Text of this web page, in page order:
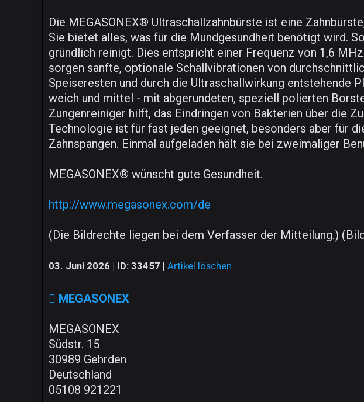
Die MEGASONEX® Ultraschallzahnbürste ist eine
Sie bietet alles, was für die Mundgesundheit benötigt wird.
gründlich reinigt. Dies entspricht einer Frequenz von 1,6
sorgen sanfte, optionale Schallvibrationen von
Speiseresten und durch die Ultraschallwirkung entstehende
weich und mittel - mit abgerundeten, speziell polierten
Zungenreiniger hilft, das Eindringen von Bakterien über die
Technologie ist für fast jeden geeignet, besonders aber für
Zahnspangen. Einmal aufgeladen hält sie bei zweimaliger
MEGASONEX® wünscht gute Gesundheit.
http://www.megasonex.com/de
(Die Bildrechte liegen bei dem Verfasser der Mitteilung.)
03. Juni 2026 | ID: 33457 Artikel löschen
MEGASONEX
MEGASONEX
Südstr. 15
30989 Gehrden
Deutschland
05108 921221